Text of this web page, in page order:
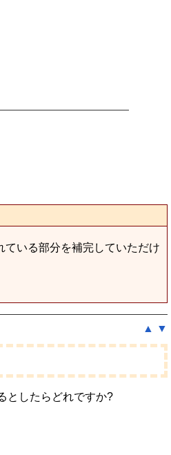
ている部分を補完していただけ
▲ ▼
としたらどれですか?